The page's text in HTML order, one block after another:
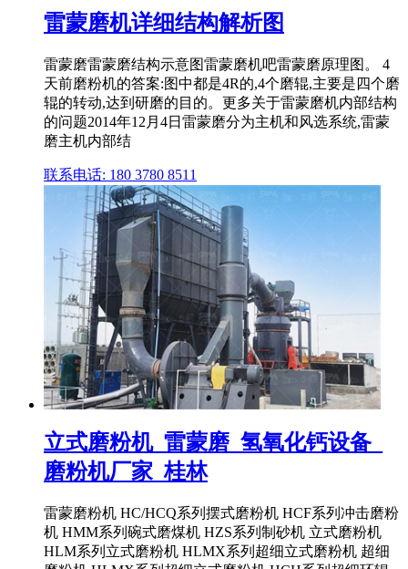
雷蒙磨机详细结构解析图
雷蒙磨雷蒙磨结构示意图雷蒙磨机吧雷蒙磨原理图。 4
天前磨粉机的答案:图中都是4R的,4个磨辊,主要是四个磨
辊的转动,达到研磨的目的。更多关于雷蒙磨机内部结构
的问题2014年12月4日雷蒙磨分为主机和风选系统,雷蒙
磨主机内部结
联系电话: 180 3780 8511
立式磨粉机_雷蒙磨_氢氧化钙设备_
磨粉机厂家_桂林
雷蒙磨粉机 HC/HCQ系列摆式磨粉机 HCF系列冲击磨粉
机 HMM系列碗式磨煤机 HZS系列制砂机 立式磨粉机
HLM系列立式磨粉机 HLMX系列超细立式磨粉机 超细